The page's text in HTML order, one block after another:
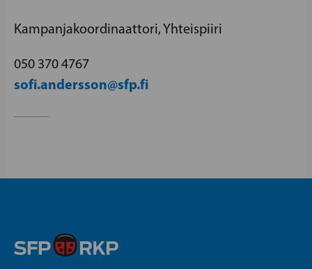
Kampanjakoordinaattori, Yhteispiiri
050 370 4767
sofi.andersson@sfp.fi